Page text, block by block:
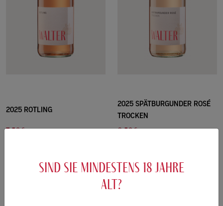
sind sie mindestens 18 jahre
alt?
2025 ROTLING
7.50€
2025 SPÄTBURGUNDER ROSÉ
TROCKEN
8.50€